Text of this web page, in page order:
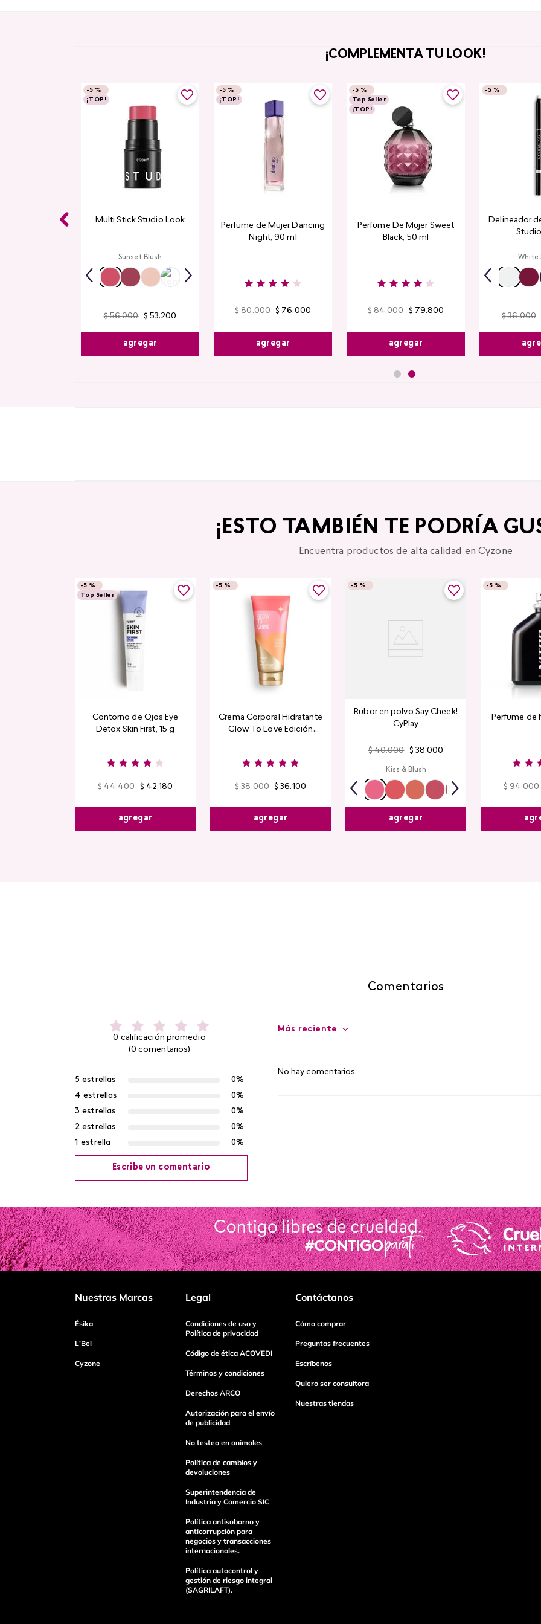
¡COMPLEMENTA TU LOOK!
-5 %
¡TOP!
Multi Stick Studio Look
Sunset Blush
$ 56.000 $ 53.200
agregar
-5 %
¡TOP!
Perfume de Mujer Dancing
Night, 90 ml
$ 80.000 $ 76.000
agregar
-5 %
Top Seller
¡TOP!
Perfume De Mujer Sweet
Black, 50 ml
$ 84.000 $ 79.800
agregar
-5 %
Delineador
White
$ 36.000
¡ESTO TAMBIÉN TE PODRÍA
Encuentra productos de alta calidad en Cyzone
-5 %
Top Seller
Contorno de Ojos Eye
Detox Skin First, 15 g
$ 44.400 $ 42.180
agregar
-5 %
Crema Corporal Hidratante
Glow To Love Edición
$ 38.000 $ 36.100
agregar
-5 %
Rubor en polvo Say Cheek!
CyPlay
$ 40.000 $ 38.000
Kiss & Blush
agregar
-5 %
Perfume de
$ 94.000
Comentarios
0 calificación promedio
(0 comentarios)
5 estrellas
0%
4 estrellas
0%
3 estrellas
0%
2 estrellas
0%
1 estrella
0%
Escribe un comentario
Agregar comentario
Título
Tu nombre
Dirección de email
enviar comentario
Más reciente
No hay comentarios.
Nuestras Marcas
Ésika
L'Bel
Cyzone
Legal
Condiciones de uso y
Política de privacidad
Código de ética ACOVEDI
Términos y condiciones
Derechos ARCO
Autorización para el envío
de publicidad
No testeo en animales
Política de cambios y
devoluciones
Superintendencia de
Industria y Comercio SIC
Política antisoborno y
anticorrupción para
negocios y transacciones
internacionales.
Política autocontrol y
gestión de riesgo integral
(SAGRILAFT).
Contáctanos
Cómo comprar
Preguntas frecuentes
Escríbenos
Quiero ser consultora
Nuestras tiendas